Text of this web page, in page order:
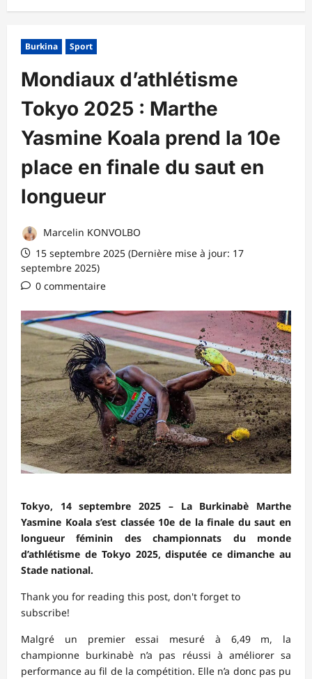
Burkina Sport
Mondiaux d’athlétisme
Tokyo 2025 : Marthe
Yasmine Koala prend la 10e
place en finale du saut en
longueur
Marcelin KONVOLBO
15 septembre 2025 (Dernière mise à jour: 17
septembre 2025)
0 commentaire
Tokyo, 14 septembre 2025 – La Burkinabè Marthe
Yasmine Koala s’est classée 10e de la finale du saut en
longueur féminin des championnats du monde
d’athlétisme de Tokyo 2025, disputée ce dimanche au
Stade national.
Thank you for reading this post, don't forget to
subscribe!
Malgré un premier essai mesuré à 6,49 m, la
championne burkinabè n’a pas réussi à améliorer sa
performance au fil de la compétition. Elle n’a donc pas pu